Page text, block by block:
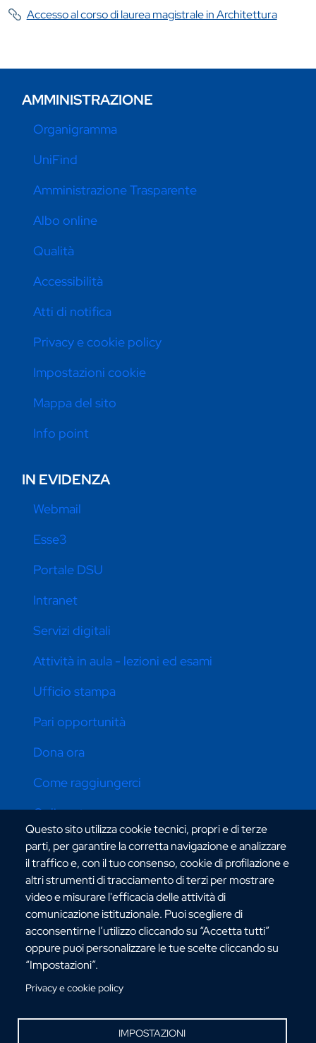
Accesso al corso di laurea magistrale in Architettura
Questo sito utilizza cookie tecnici, propri e di terze
parti, per garantire la corretta navigazione e analizzare
il traffico e, con il tuo consenso, cookie di profilazione e
altri strumenti di tracciamento di terzi per mostrare
video e misurare l'efficacia delle attività di
comunicazione istituzionale. Puoi scegliere di
acconsentirne l’utilizzo cliccando su “Accetta tutti”
oppure puoi personalizzare le tue scelte cliccando su
“Impostazioni”.
Privacy e cookie policy
IMPOSTAZIONI
CONTATTI ATENEO
Via dell'Università, 25 - 89124 Reggio Calabria
C.F. 80006510806
PEC:amministrazione@pec.unirc.it
AMMINISTRAZIONE
Organigramma
UniFind
Amministrazione Trasparente
Albo online
Qualità
Accessibilità
Atti di notifica
Privacy e cookie policy
Impostazioni cookie
Mappa del sito
Info point
IN EVIDENZA
Webmail
Esse3
Portale DSU
Intranet
Servizi digitali
Attività in aula - lezioni ed esami
Ufficio stampa
Pari opportunità
Dona ora
Come raggiungerci
Online store